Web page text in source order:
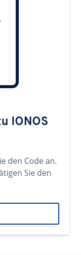
IONOS
den Code an.
Sie den